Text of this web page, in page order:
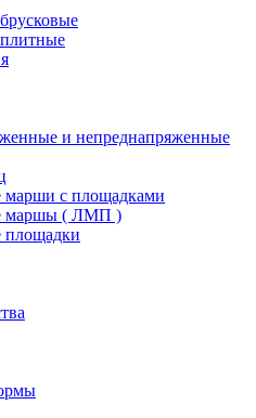
и непреднапряженные
марши с площадками
маршы ( ЛМП )
площадки